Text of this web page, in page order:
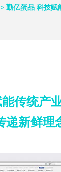
> 勤亿蛋品 科技赋
传统产
递新鲜理